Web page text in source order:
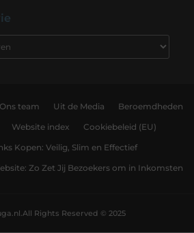
Ons team Uit de Media Beroemdheden
Website index Cookiebeleid (EU)
Kopen: Veilig, Slim en Effectief
Zo Zet Jij Bezoekers om in Inkomsten
All Rights Reserved © 2025